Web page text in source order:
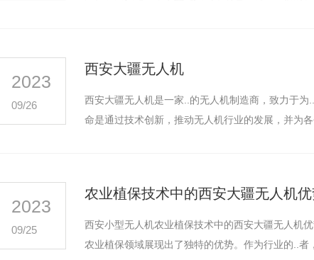
2023
09/26
西安大疆无人机
西安大疆无人机是一家..的无人机制造商，致力于
命是通过技术创新，推动无人机行业的发展，并为
2023
09/25
农业植保技术中的西安大疆无人机
西安小型无人机农业植保技术中的西安大疆无人机
农业植保领域展现出了独特的优势。作为行业的..